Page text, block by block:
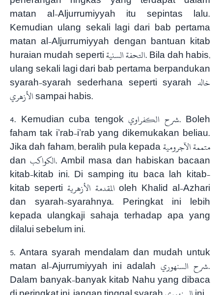
matan al-Aljurrumiyyah itu sepintas lalu.
Kemudian ulang sekali lagi dari bab pertama
matan al-Aljurrumiyyah dengan bantuan kitab
huraian mudah seperti التحفة السنية. Bila dah habis,
ulang sekali lagi dari bab pertama berpandukan
syarah-syarah sederhana seperti syarah خالد
الأزهري sampai habis.
4. Kemudian cuba tengok شرح الكفراوي. Boleh
faham tak i’rab-i’rab yang dikemukakan beliau.
Jika dah faham, beralih pula kepada متممة الآجرومية
dan الكواكب. Ambil masa dan habiskan bacaan
kitab-kitab ini. Di samping itu baca lah kitab-
kitab seperti المقدمة الأزهرية oleh Khalid al-Azhari
dan syarah-syarahnya. Peringkat ini lebih
kepada ulangkaji sahaja terhadap apa yang
dilalui sebelum ini.
5. Antara syarah mendalam dan mudah untuk
matan al-Ajurrumiyyah ini adalah شرح السنهوري.
Dalam banyak-banyak kitab Nahu yang dibaca